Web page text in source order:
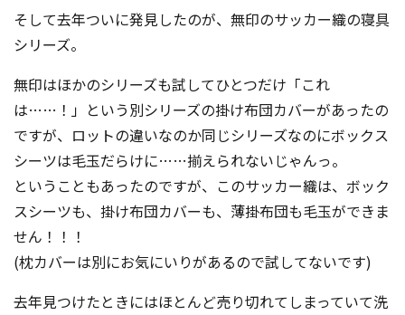
そして去年ついに発見したのが、無印のサッカー織の寝具
シリーズ。
無印はほかのシリーズも試してひとつだけ「これ
は……！」という別シリーズの掛け布団カバーがあったの
ですが、ロットの違いなのか同じシリーズなのにボックス
シーツは毛玉だらけに……揃えられないじゃんっ。
ということもあったのですが、このサッカー織は、ボック
スシーツも、掛け布団カバーも、薄掛布団も毛玉ができま
せん！！！
(枕カバーは別にお気にいりがあるので試してないです)
去年見つけたときにはほとんど売り切れてしまっていて洗